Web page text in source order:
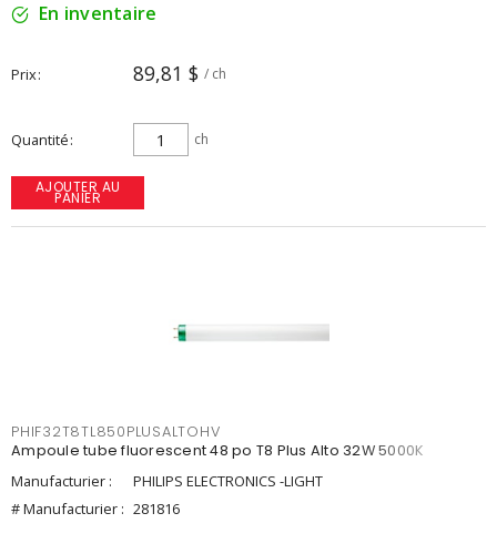
En inventaire
Prix 89,81 $ / ch
Quantité ch
AJOUTER AU
PANIER
PHIF32T8TL850PLUSALTOHV
Ampoule tube fluorescent 48 po T8 Plus Alto 32W 5000K
Manufacturier :
PHILIPS ELECTRONICS -LIGHT
# Manufacturier : 281816